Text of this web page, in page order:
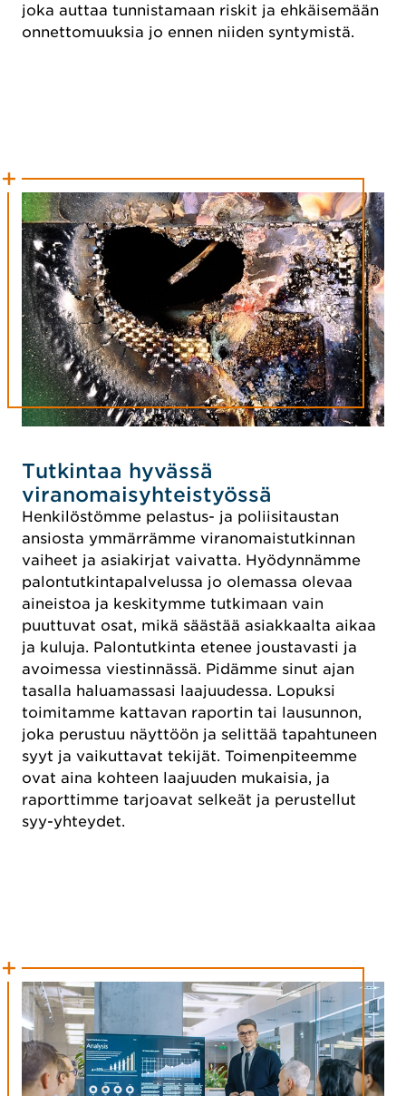
joka auttaa tunnistamaan riskit ja ehkäisemään
onnettomuuksia jo ennen niiden syntymistä.
Tutkintaa hyvässä
viranomaisyhteistyössä
Henkilöstömme pelastus- ja poliisitaustan
ansiosta ymmärrämme viranomaistutkinnan
vaiheet ja asiakirjat vaivatta. Hyödynnämme
palontutkintapalvelussa jo olemassa olevaa
aineistoa ja keskitymme tutkimaan vain
puuttuvat osat, mikä säästää asiakkaalta aikaa
ja kuluja. Palontutkinta etenee joustavasti ja
avoimessa viestinnässä. Pidämme sinut ajan
tasalla haluamassasi laajuudessa. Lopuksi
toimitamme kattavan raportin tai lausunnon,
joka perustuu näyttöön ja selittää tapahtuneen
syyt ja vaikuttavat tekijät. Toimenpiteemme
ovat aina kohteen laajuuden mukaisia, ja
raporttimme tarjoavat selkeät ja perustellut
syy-yhteydet.